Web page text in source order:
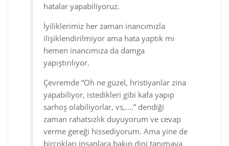
hatalar yapabiliyoruz.
İyiliklerimiz her zaman inancımızla
ilişiklendirilmiyor ama hata yaptık mı
hemen inancımıza da damga
yapıştırılıyor.
Çevremde “Oh ne güzel, hristiyanlar zina
yapabiliyor, istedikleri gibi kafa yapıp
sarhoş olabiliyorlar, vs,….” dendiği
zaman rahatsızlık duyuyorum ve cevap
verme gereği hissediyorum. Ama yine de
birçokları insanlara bakıp dini tanımaya